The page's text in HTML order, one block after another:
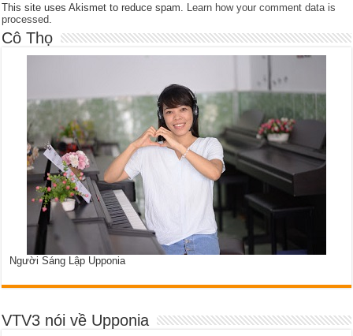
This site uses Akismet to reduce spam.
Learn how your comment data is
processed
Cô Thọ
Người Sáng Lập Upponia
VTV3 nói về Upponia